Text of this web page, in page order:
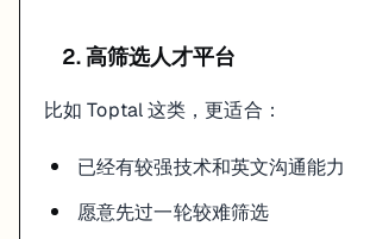
平台更偏长期雇佣还是短单项目
你是否愿意花时间经营 profile 和 proposal
不同阶段，答案会不一样。别因为别人在哪个平
一个更稳的建议
不要同时铺 6 个平台。先选 1 到 2 个主渠道，
2. 高筛选人才平台
比如 Toptal 这类，更适合：
已经有较强技术和英文沟通能力
愿意先过一轮较难筛选